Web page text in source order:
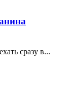
сразу в...